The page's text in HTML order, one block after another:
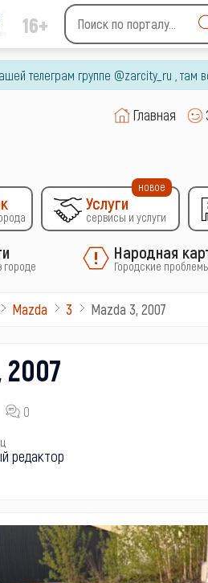
16+
Type 2 or more
for results.
телеграм группе @zarcity_ru ,
Главная
Услуги
сервисы и услуги
новое
городе
Народная
Городские
Mazda 3 Mazda 3, 2007
2007
0
редактор